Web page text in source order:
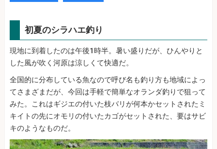
初夏のシラハエ釣り
現地に到着したのは午後1時半。暑い盛りだが、ひんやりと
した風が吹く河原は涼しくて快適だ。
全国的に分布している魚なので呼び名も釣り方も地域によっ
てさまざまだが、今回は手軽で簡単なオランダ釣りで狙って
みた。これはギジエの付いた枝バリが何本かセットされたミ
キイトの先にオモリの付いたカゴがセットされた、要はサビ
キのようなものだ。